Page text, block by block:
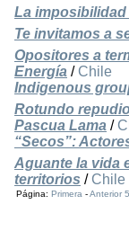
La
Te invitamos a
Opositores a
Energía / Chile
Indigenous
Rotundo
Pascua Lama /
“Secos”:
Aguante la vida
territorios / Chile
Página:Primera -Anterior